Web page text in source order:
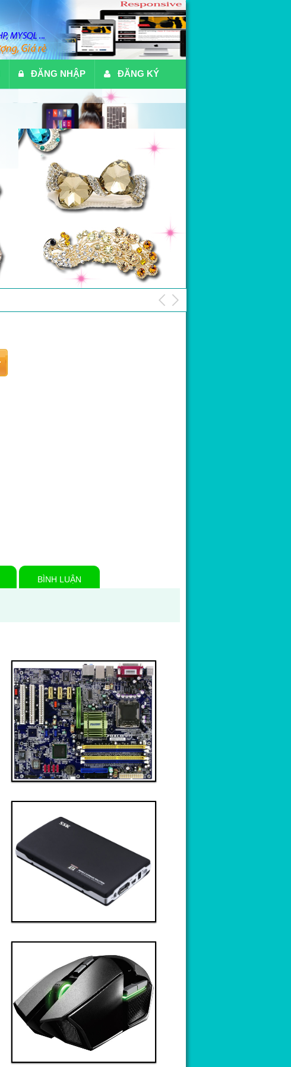
ĐĂNG NHẬP ĐĂNG KÝ
BÌNH LUẬN
Linh kiện 3
Giá: 6,000,000 VND
Xem chi tiết
Đặt hàng
Thanh toán ngay
Linh kiện 6
Giá: 9,000,000 VND
Xem chi tiết
Thanh toán ngay
Linh kiện 9
Giá: 6,000,000 VND
Xem chi tiết
Đặt hàng
Thanh toán ngay